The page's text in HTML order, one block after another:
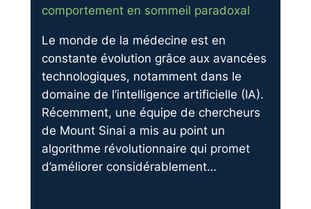
comportement en sommeil paradoxal
Le monde de la médecine est en
constante évolution grâce aux avancées
technologiques, notamment dans le
domaine de l’intelligence artificielle (IA).
Récemment, une équipe de chercheurs
de Mount Sinai a mis au point un
algorithme révolutionnaire qui promet
d’améliorer considérablement…